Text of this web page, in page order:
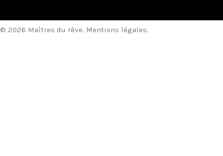
© 2026 Maîtres du rêve. Mentions légales.